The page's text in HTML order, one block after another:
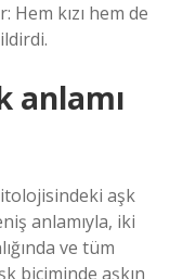
kızı hem de
anlamı
aşk
anlamıyla, iki
ve tüm
biçiminde aşkın